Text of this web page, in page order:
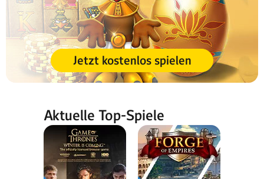
Jetzt kostenlos spielen
Aktuelle Top-Spiele